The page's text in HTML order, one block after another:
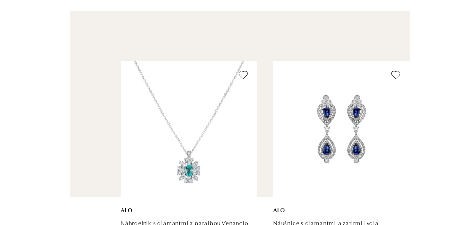
ALO
Náhrdelník s diamantmi a paraibou Venancio
ALO
Náušnice s diamantmi a zafírmi Lydia